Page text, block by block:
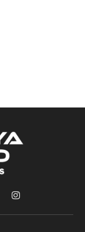
Instagram